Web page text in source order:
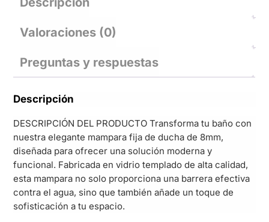
Valoraciones (0)
Preguntas y respuestas
Descripción
DESCRIPCIÓN DEL PRODUCTO Transforma tu baño con
nuestra elegante mampara fija de ducha de 8mm,
diseñada para ofrecer una solución moderna y
funcional. Fabricada en vidrio templado de alta calidad,
esta mampara no solo proporciona una barrera efectiva
contra el agua, sino que también añade un toque de
sofisticación a tu espacio.